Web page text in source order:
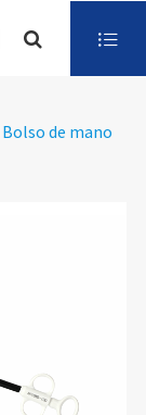

Bolso de mano